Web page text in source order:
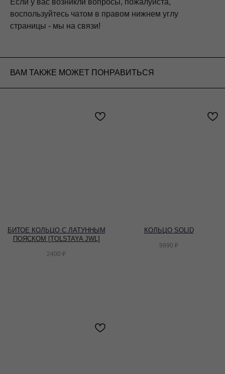
Если у вас возникли вопросы, пожалуйста,
воспользуйтесь чатом в правом нижнем углу
страницы - мы на связи!
ВАМ ТАКЖЕ МОЖЕТ ПОНРАВИТЬСЯ
БИТОЕ КОЛЬЦО С ЛАТУННЫМ
ПОЯСКОМ [TOLSTAYA JWL]
2400 ₽
КОЛЬЦО SOLID
9890 ₽